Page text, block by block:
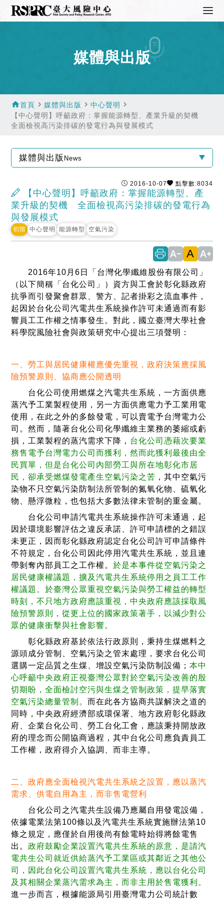
媒體與出版
home首頁 navigate_next媒體與出版 navigate_next中心聲明 navigate_next
【中心聲明】呼籲政府：掌握能源轉型、產業升級的契機
全面檢視高污染排碳的發電行為與發展模式
媒體與出版 News
2016-10-07 點擊數:8034
【中心聲明】呼籲政府：掌握能源轉型、產
業升級的契機 全面檢視高污染排碳的發電行為
與發展模式
初階 中心聲明 能源轉型 空氣污染
text_decrease A text_increase
2016年10月6日「台灣化學纖維股份有限公司」
（以下簡稱「台化公司」）資方與工會於彰化縣政府
抗爭而引發聚會群眾、警方、記者掛彩之流血事件，
起因於台化公司汽電共生系統操作許可未通過而有影
響員工工作權之情事發生。對此，國立臺灣大學社會
科學院風險社會與政策研究中心提出三項聲明：
一、勞工與居民健康權應優先重視，政府決策應採風
險預警原則、協商應公開透明
台化公司使用燃煤之汽電共生系統，一方面供應
蒸汽予工業製程使用，另一方面供應電力予工業用電
使用，在此之外的多餘發電，可以賣電予台灣電力公
司。然而，隨著台化公司化學纖維主業務的萎縮或虧
損，工業製程的蒸汽需求下降， 台化公司憑藉次要業
務售電予台灣電力公司而獲利，然而此獲利最後由全
民買單，但是台化公司內部勞工與所在地彰化市居
民，卻承受燃煤發電產生空氣污染之苦 ，其中空氣污
染物不只空氣污染防制法所管制的氮氧化物、硫氧化
物、懸浮微粒，也包括大多數法律未管制的重金屬。
台化公司申請汽電共生系統操作許可未通過，起
因於環境影響評估之違反承諾、許可申請標的之錯誤
未更正，因而彰化縣政府認定台化公司許可申請條件
不符規定，台化公司因此停用汽電共生系統，並且連
帶剝奪內部員工之工作權。於是本事件從空氣污染之
居民健康權議題，擴及汽電共生系統停用之員工工作
權議題。於臺灣公眾重視空氣污染與勞工權益的轉型
時刻，不只地方政府應該重視，中央政府應該採取風
險預警原則，從更上位的國家政策著手，以減少對公
眾的健康衝擊與社會影響。
彰化縣政府基於依法行政原則，秉持生煤燃料之
源頭成分管制、空氣污染之管末處理，要求台化公司
選購一定品質之生煤、增設空氣污染防制設備；本中
心呼籲中央政府正視臺灣公眾對於空氣污染改善的殷
切期盼，全面檢討空污與生煤之管制政策，提早落實
空氣污染總量管制。而在此各方協商共謀解決之道的
同時，中央政府經濟部或環保署、地方政府彰化縣政
府、企業台化公司、勞工台化工會，應該秉持開放政
府的理念而公開協商過程，其中台化公司應負責員工
工作權，政府得介入協調、而非主導。
二、政府應全面檢視汽電共生系統之設置，應以蒸汽
需求、供電自用為主，而非售電營利
台化公司之汽電共生設備乃應屬自用發電設備，
依據電業法第100條以及汽電共生系統實施辦法第10
條之規定，應僅於自用後尚有餘電時始得將餘電售
出。政府鼓勵企業設置汽電共生系統的原意，是請汽
電共生公司就近供給蒸汽予工業區或其鄰近之其他公
司，因此台化公司設置汽電共生系統，應以台化公司
及其相關企業蒸汽需求為主，而非主用於售電獲利。
進一步而言，根據能源局引用臺灣電力公司統計數